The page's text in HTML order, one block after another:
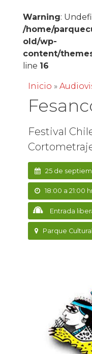
Warning:
/home/
old/wp-
content/
line 16
Inicio »
Festival
25 de
18:00 a 21:00
Entrada
Parque